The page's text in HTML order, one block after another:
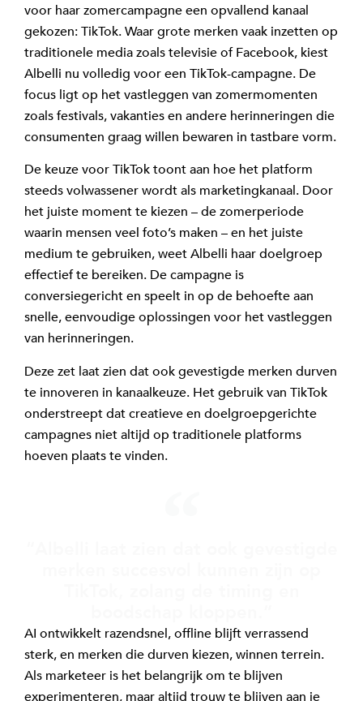
voor haar zomercampagne een opvallend kanaal
gekozen: TikTok. Waar grote merken vaak inzetten op
traditionele media zoals televisie of Facebook, kiest
Albelli nu volledig voor een TikTok-campagne. De
focus ligt op het vastleggen van zomermomenten
zoals festivals, vakanties en andere herinneringen die
consumenten graag willen bewaren in tastbare vorm.
De keuze voor TikTok toont aan hoe het platform
steeds volwassener wordt als marketingkanaal. Door
het juiste moment te kiezen – de zomerperiode
waarin mensen veel foto’s maken – en het juiste
medium te gebruiken, weet Albelli haar doelgroep
effectief te bereiken. De campagne is
conversiegericht en speelt in op de behoefte aan
snelle, eenvoudige oplossingen voor het vastleggen
van herinneringen.
Deze zet laat zien dat ook gevestigde merken durven
te innoveren in kanaalkeuze. Het gebruik van TikTok
onderstreept dat creatieve en doelgroepgerichte
campagnes niet altijd op traditionele platforms
hoeven plaats te vinden.
AI ontwikkelt razendsnel, offline blijft verrassend
sterk, en merken die durven kiezen, winnen terrein.
Als marketeer is het belangrijk om te blijven
experimenteren, maar altijd trouw te blijven aan je